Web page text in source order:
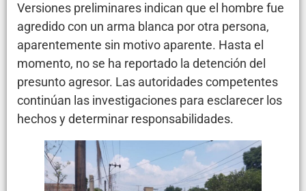
Versiones preliminares indican que el hombre fue
agredido con un arma blanca por otra persona,
aparentemente sin motivo aparente. Hasta el
momento, no se ha reportado la detención del
presunto agresor. Las autoridades competentes
continúan las investigaciones para esclarecer los
hechos y determinar responsabilidades.